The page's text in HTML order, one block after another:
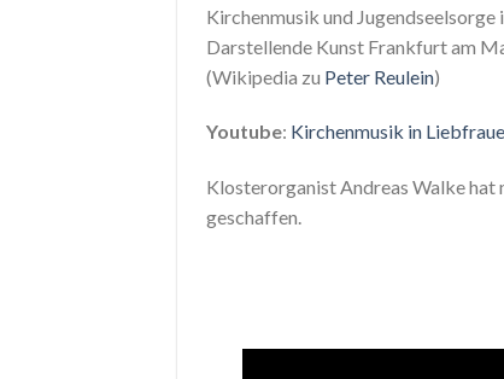
Kirchenmusik und
Darstellende Kunst Frankfurt am
(Wikipedia zu Peter Reulein)
Youtube: Kirchenmusik in
Klosterorganist Andreas Walke hat
geschaffen.